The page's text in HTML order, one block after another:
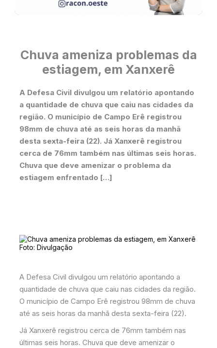
Chuva ameniza problemas da
estiagem, em Xanxerê
A Defesa Civil divulgou um relatório apontando
a quantidade de chuva que caiu nas cidades da
região. O município de Campo Erê registrou
98mm de chuva até as seis horas da manhã
desta sexta-feira (22). Já Xanxerê registrou
cerca de 76mm também nas últimas seis horas.
Chuva que deve amenizar o problema da
estiagem enfrentado […]
Foto: Divulgação
A Defesa Civil divulgou um relatório apontando a
quantidade de chuva que caiu nas cidades da região.
O município de Campo Erê registrou 98mm de chuva
até as seis horas da manhã desta sexta-feira (22).
Já Xanxerê registrou cerca de 76mm também nas
últimas seis horas. Chuva que deve amenizar o